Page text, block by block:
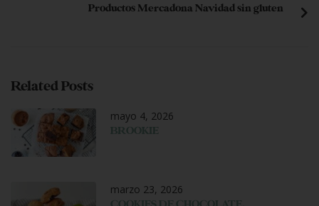
Productos Mercadona Navidad sin gluten
Related Posts
mayo 4, 2026
BROOKIE
marzo 23, 2026